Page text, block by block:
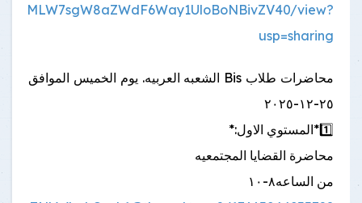
view?
usp=sharing
محاضرات طلاب Bis الشعبه العربيه. يوم الخميس الموافق
٢٥-١٢-٢٠٢٥
1️⃣*المستوي الاول:*
محاضرة القضايا المجتمعيه
من الساعه٨-١٠